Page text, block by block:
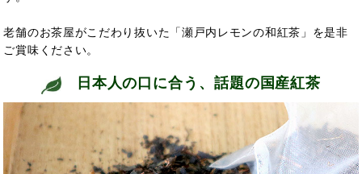
老舗のお茶屋がこだわり抜いた「瀬戸内レモンの和紅茶」を是非
ご賞味ください。
日本人の口に合う、話題の国産紅茶